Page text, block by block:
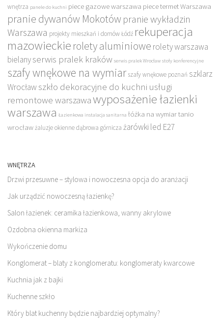
wnętrza panele do kuchni piece gazowe warszawa piece termet Warszawa
pranie dywanów Mokotów pranie wykładzin
Warszawa projekty mieszkań i domów Łódź rekuperacja
mazowieckie rolety aluminiowe rolety warszawa
bielanyserwis pralek kraków serwis pralek Wrocław stoły konferencyjne
szafy wnękowe na wymiar szafy wnękowe poznań szklarz
Wrocław szkło dekoracyjne do kuchni usługi
remontowe warszawawyposażenie łazienki
warszawa Łazienkowa instalacja sanitarna łóżka na wymiar tanio
wrocławżaluzje okienne dąbrowa górnicza żarówki led E27
WNĘTRZA
Drzwi przesuwne – stylowa i nowoczesna opcja do aranżacji
Jak urządzić nowoczesną łazienkę?
Salon łazienek: ceramika łazienkowa, wanny akrylowe
Ozdobna okienna markiza
Wykończenie domu
Konglomerat – blaty z konglomeratu: konglomeraty kwarcowe
Kuchnia jak z bajki
Kuchenne szkło
Który blat kuchenny będzie najbardziej optymalny?